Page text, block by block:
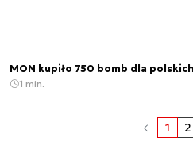
MON kupiło 750 bomb dla
1 min.
1 2